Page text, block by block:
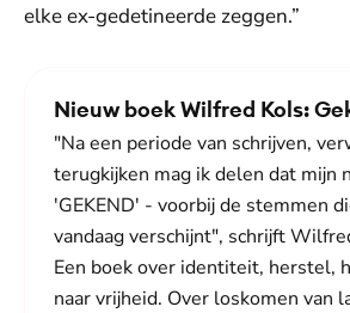
elke ex-gedetineerde zeggen.”
Nieuw boek Wilfred Kols:
"Na een periode van schrijven,
terugkijken mag ik delen dat mijn
'GEKEND' - voorbij de stemmen
vandaag verschijnt", schrijft
Een boek over identiteit, herstel,
naar vrijheid. Over loskomen van